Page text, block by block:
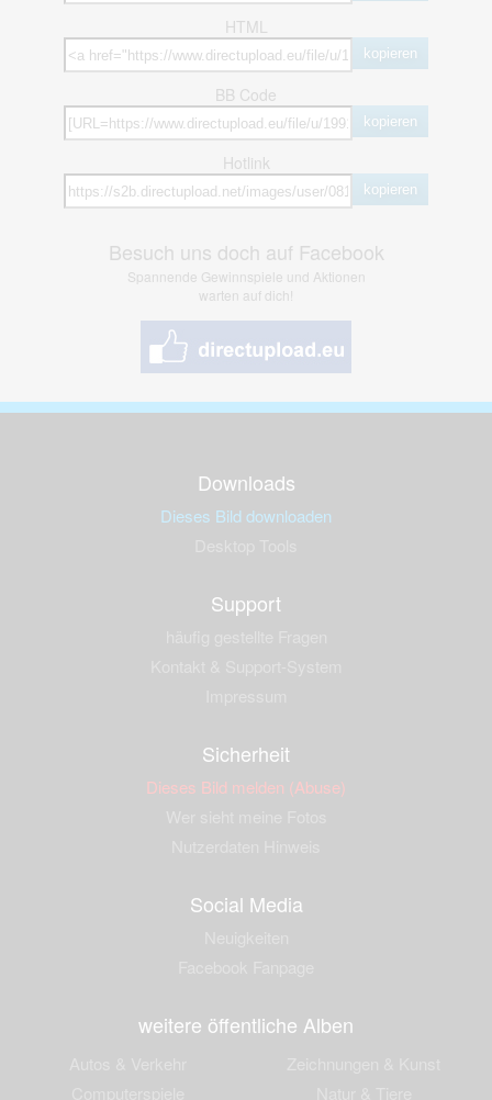
HTML
kopieren
BB Code
kopieren
Hotlink
kopieren
Besuch uns doch auf Facebook
Spannende Gewinnspiele und Aktionen
warten auf dich!
Downloads
Dieses Bild downloaden
Support
Sicherheit
Dieses Bild melden (Abuse)
Social Media
weitere öffentliche Alben